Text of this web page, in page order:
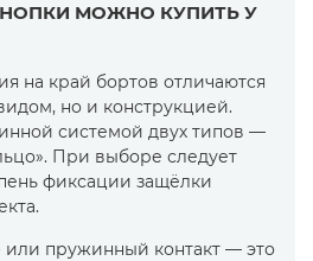
МОЖНО КУПИТЬ У
на край бортов отличаются
но и конструкцией.
системой двух типов —
При выборе следует
фиксации защёлки
или пружинный контакт — это